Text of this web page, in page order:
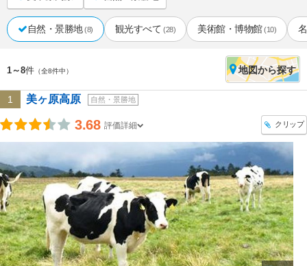
自然・景勝地 (8) 観光すべて (28) 美術館・博物館 (10)
1～8件 （全8件中） 地図から探す
1 美ヶ原高原 自然・景勝地
3.68 評価詳細 クリップ